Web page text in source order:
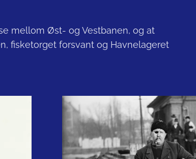
mellom Øst- og Vestbanen, og at
fisketorget forsvant og Havnelageret